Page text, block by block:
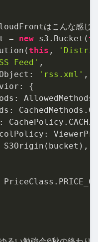
= new s3.Bucket(
this ,
Feed' ,
'rss.xml' ,
{
S3Origin(bucket),